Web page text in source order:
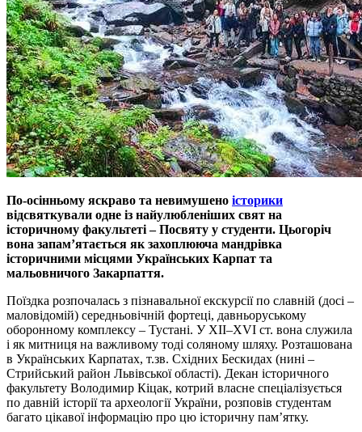
По-осінньому яскраво та невимушено історики
відсвяткували одне із найулюбленіших свят на
історичному факультеті – Посвяту у студенти. Цьогоріч
вона запам’ятається як захоплююча мандрівка
історичними місцями Українських Карпат та
мальовничого Закарпаття.
Поїздка розпочалась з пізнавальної екскурсії по славній (досі –
маловідомій) середньовічній фортеці, давньоруському
оборонному комплексу – Тустані. У ХІІ–ХVI ст. вона служила
і як митниця на важливому тоді соляному шляху. Розташована
в Українських Карпатах, т.зв. Східних Бескидах (нині –
Стрийський район Львівської області). Декан історичного
факультету Володимир Кіцак, котрий власне спеціалізується
по давній історії та археології України, розповів студентам
багато цікавої інформацію про цю історичну пам’ятку.